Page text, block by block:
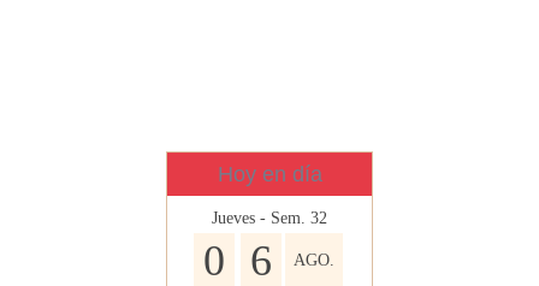
Hoy en día
Jueves - Sem. 32
0 6 AGO.